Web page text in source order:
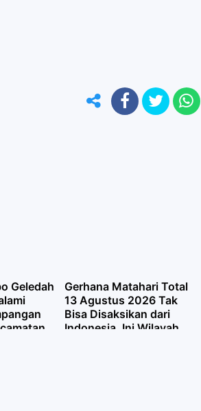
Geledah
Gerhana Matahari Total
13 Agustus 2026 Tak
Bisa Disaksikan dari
Indonesia, Ini Wilayah